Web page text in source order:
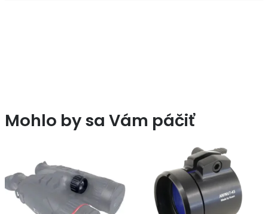
Mohlo by sa Vám páčiť